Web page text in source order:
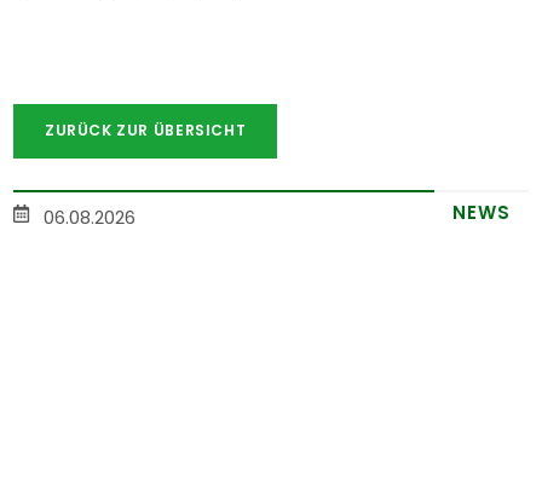
ZURÜCK ZUR ÜBERSICHT
06.08.2026 NEWS